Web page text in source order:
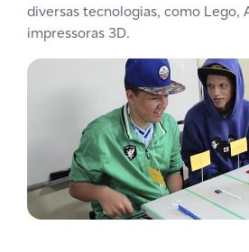
diversas tecnologias, como Lego,
impressoras 3D.